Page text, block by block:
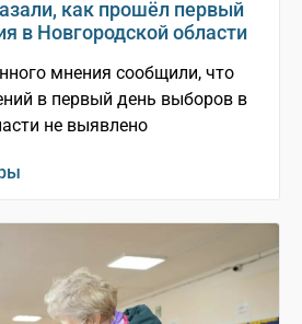
как прошёл первый
в Новгородской области
мнения сообщили, что
в первый день выборов в
не выявлено